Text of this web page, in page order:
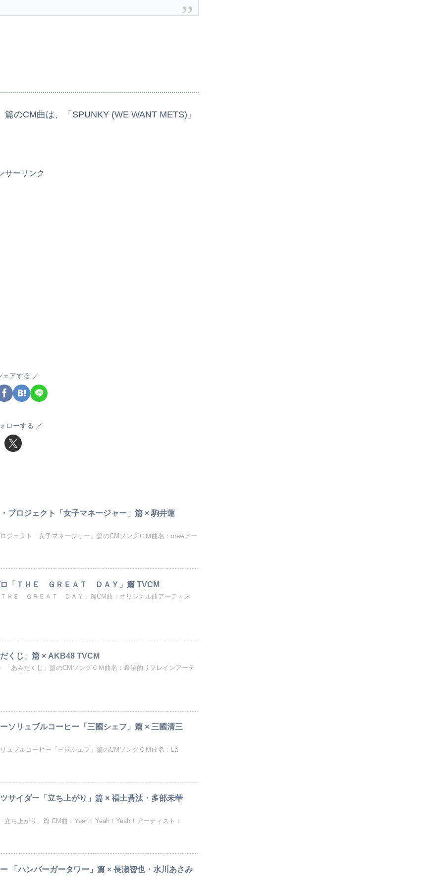
のCM曲は、「SPUNKY (WE WANT METS)」
サーリンク
ェアする
ローする
プロジェクト「女子マネージャー」篇 × 駒井蓮
ジェクト「女子マネージャー」篇のCMソングＣＭ曲名：crewアー
ロ「ＴＨＥ ＧＲＥＡＴ ＤＡＹ」篇 TVCM
ＨＥ ＧＲＥＡＴ ＤＡＹ」篇CM曲：オリジナル曲アーティス
くじ」篇 × AKB48 TVCM
「あみだくじ」篇のCMソングＣＭ曲名：希望的リフレインアーテ
ソリュブルコーヒー「三國シェフ」篇 × 三國清三
ュブルコーヒー「三國シェフ」篇のCMソングＣＭ曲名：La
サイダー「立ち上がり」篇 × 福士蒼汰・多部未華
立ち上がり」篇 CM曲：Yeah！Yeah！Yeah！アーティスト：
ーガータワー」篇 × 長瀬智也・水川あさみ